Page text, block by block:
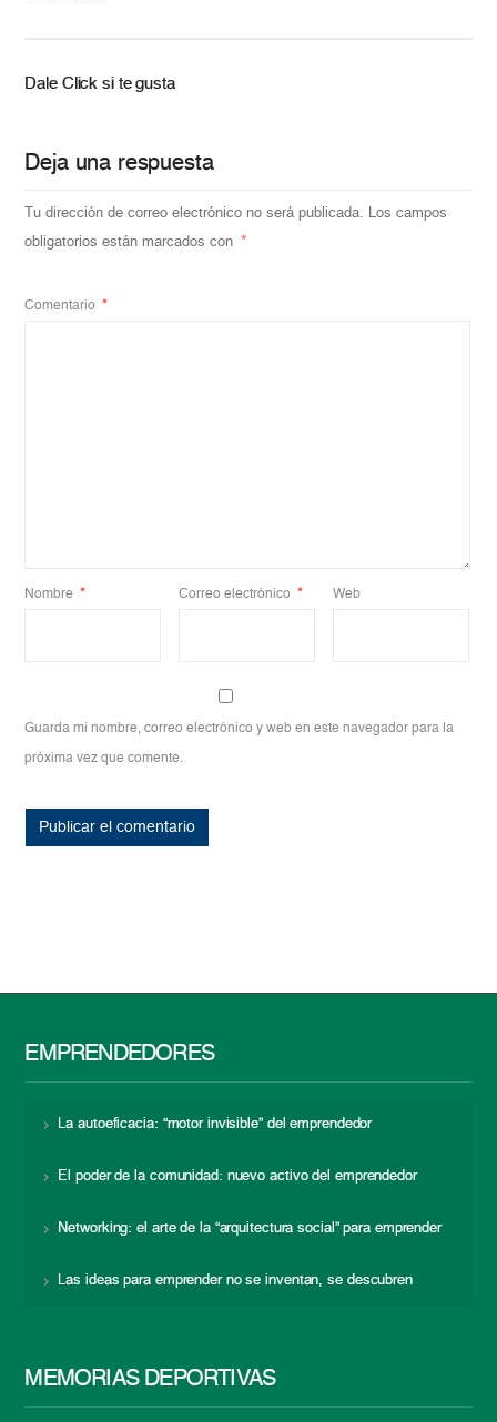
Dale Click si te gusta
Deja una respuesta
Tu dirección de correo electrónico no será publicada. Los campos
obligatorios están marcados con *
Comentario *
Nombre * Correo electrónico * Web
Guarda mi nombre, correo electrónico y web en este navegador para la
próxima vez que comente.
EMPRENDEDORES
La autoeficacia: “motor invisible” del emprendedor
El poder de la comunidad: nuevo activo del emprendedor
Networking: el arte de la “arquitectura social” para emprender
Las ideas para emprender no se inventan, se descubren
MEMORIAS DEPORTIVAS